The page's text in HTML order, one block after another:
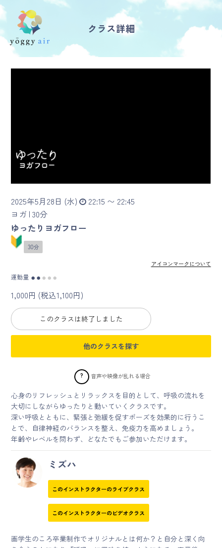
受講の流れ
yoggy store
yoggy magazine
yoggy mommy
マイページ
会員規約について
クラス参加にあたっての同意書
特定商取引にかかわる表示
プライバシーポリシー
クラス詳細
2025年5月28日 (水)
22:15 〜 22:45
ヨガ | 30分
ゆったりヨガフロー
30分
アイコンマークについて
運動量 ● ● ● ● ●
1,000円 (税込1,100円)
このクラスは終了しました
他のクラスを探す
? 音声や映像が乱れる場合
心身のリフレッシュとリラックスを目的として、呼吸の流れを
大切にしながらゆったりと動いていくクラスです。
深い呼吸とともに、緊張と弛緩を促すポーズを効果的に行うこ
とで、自律神経のバランスを整え、免疫力を高めましょう。
年齢やレベルを問わず、どなたでもご参加いただけます。
ミズハ
このインストラクターのライブクラス
このインストラクターのビデオクラス
画学生のころ卒業制作でオリジナルとは何か？と自分と深く向